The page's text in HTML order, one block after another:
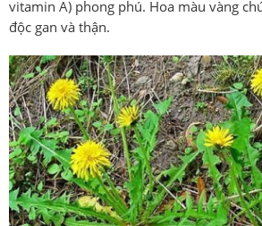
vitamin A) phong phú. Hoa màu vàng
độc gan và thận.